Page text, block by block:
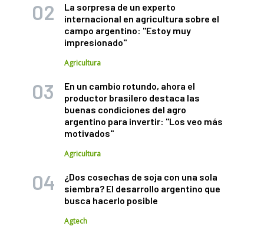
La sorpresa de un experto
internacional en agricultura sobre el
campo argentino: "Estoy muy
impresionado"
Agricultura
En un cambio rotundo, ahora el
productor brasilero destaca las
buenas condiciones del agro
argentino para invertir: "Los veo más
motivados"
Agricultura
¿Dos cosechas de soja con una sola
siembra? El desarrollo argentino que
busca hacerlo posible
Agtech